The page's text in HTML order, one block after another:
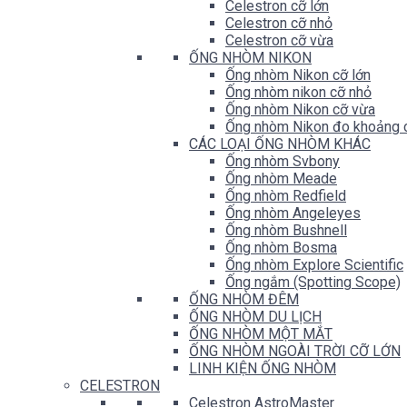
Celestron cỡ lớn
Celestron cỡ nhỏ
Celestron cỡ vừa
ỐNG NHÒM NIKON
Ống nhòm Nikon cỡ lớn
Ống nhòm nikon cỡ nhỏ
Ống nhòm Nikon cỡ vừa
Ống nhòm Nikon đo khoảng
CÁC LOẠI ỐNG NHÒM KHÁC
Ống nhòm Svbony
Ống nhòm Meade
Ống nhòm Redfield
Ống nhòm Angeleyes
Ống nhòm Bushnell
Ống nhòm Bosma
Ống nhòm Explore Scientific
Ống ngắm (Spotting Scope)
ỐNG NHÒM ĐÊM
ỐNG NHÒM DU LỊCH
ỐNG NHÒM MỘT MẮT
ỐNG NHÒM NGOÀI TRỜI CỠ LỚN
LINH KIỆN ỐNG NHÒM
CELESTRON
Celestron AstroMaster